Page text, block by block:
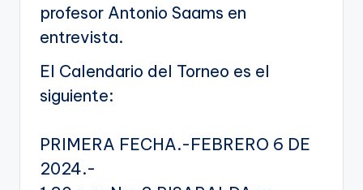
profesor Antonio Saams en
entrevista.
El Calendario del Torneo es el
siguiente:
PRIMERA FECHA.-FEBRERO 6 DE
2024.-